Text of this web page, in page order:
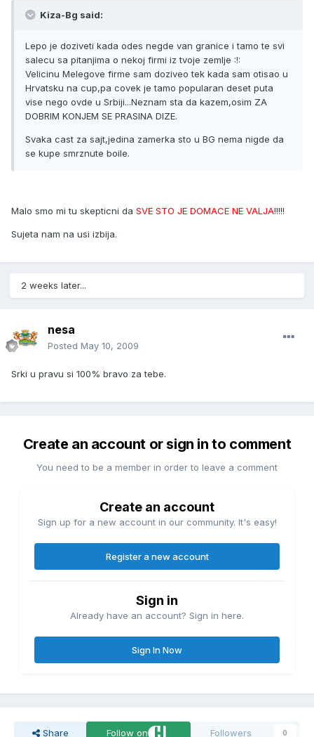
Kiza-Bg said:
Lepo je doziveti kada odes negde van granice i tamo te svi
salecu sa pitanjima o nekoj firmi iz tvoje zemlje :!:
Velicinu Melegove firme sam doziveo tek kada sam otisao u
Hrvatsku na cup,pa covek je tamo popularan deset puta
vise nego ovde u Srbiji...Neznam sta da kazem,osim ZA
DOBRIM KONJEM SE PRASINA DIZE.
Svaka cast za sajt,jedina zamerka sto u BG nema nigde da
se kupe smrznute boile.
Malo smo mi tu skepticni da SVE STO JE DOMACE NE VALJA!!!!!
Sujeta nam na usi izbija.
2 weeks later...
nesa
Posted May 10, 2009
Srki u pravu si 100% bravo za tebe.
Create an account or sign in to comment
You need to be a member in order to leave a comment
Create an account
Sign up for a new account in our community. It's easy!
Register a new account
Sign in
Already have an account? Sign in here.
Sign In Now
Share Follow on Followers 0